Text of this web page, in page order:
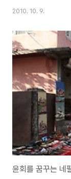
하우스의 보호 아래 학
님..그리고 네팔의 아
아이들에게 성경을 가
하기 힘든 일 그래도
모습이 느껴진다 네팔
기 공급을 하지 않아도..
2010. 10. 9.
윤회를 꿈꾸는 네